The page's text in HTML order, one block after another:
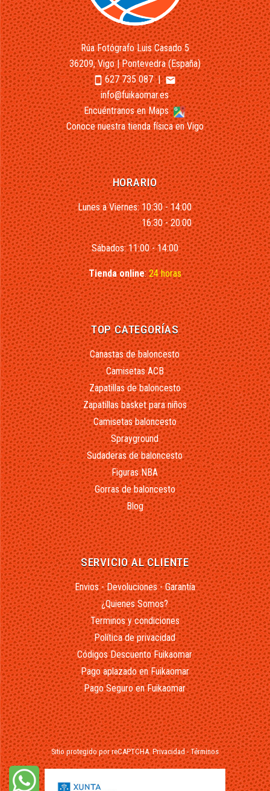
Rúa Fotógrafo Luis Casado 5
36209, Vigo | Pontevedra (España)
smartphone627 735 087|email
info@fuikaomar.es
Encuéntranos en Maps
Conoce nuestra tienda física en Vigo
HORARIO
Lunes a Viernes: 10:30 - 14:00
16:30 - 20:00
Sábados: 11:00 - 14:00
Tienda online:24 horas
TOP CATEGORÍAS
Canastas de baloncesto
Camisetas ACB
Zapatillas de baloncesto
Zapatillas basket para niños
Camisetas baloncesto
Sprayground
Sudaderas de baloncesto
Figuras NBA
Gorras de baloncesto
Blog
SERVICIO AL CLIENTE
Envios - Devoluciones - Garantía
¿Quienes Somos?
Terminos y condiciones
Política de privacidad
Códigos Descuento Fuikaomar
Pago aplazado en Fuikaomar
Pago Seguro en Fuikaomar
Sitio protegido por reCAPTCHA.Privacidad-Términos